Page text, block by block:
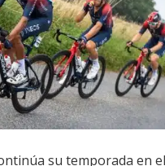
su temporada en